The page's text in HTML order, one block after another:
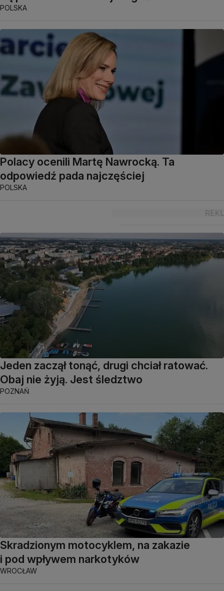
POLSKA
Polacy ocenili Martę Nawrocką. Ta
odpowiedź pada najczęściej
POLSKA
Jeden zaczął tonąć, drugi chciał ratować.
Obaj nie żyją. Jest śledztwo
POZNAŃ
Skradzionym motocyklem, na zakazie
i pod wpływem narkotyków
WROCŁAW